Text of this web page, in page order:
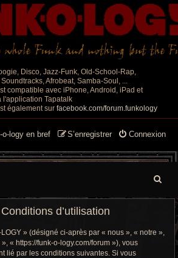
Disco, Jazz-Funk, Old-School-Rap,
Afrobeat, Samba-Soul, ...
compatible avec iPhone, Android, iPad et
l'application Tapatalk
également sur facebook.com/forum.funkology
Connexion
S’enregistrer
o-logy en bref
e
h
d’utilisation
» (désigné ci-après par « nous », « notre »,
« https://funk-o-logy.com/forum »), vous
lié par les conditions suivantes. Si vous